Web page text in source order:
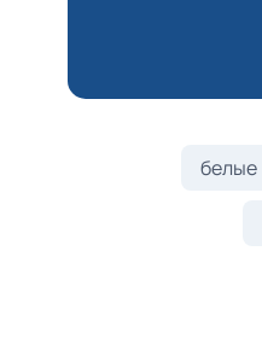
белые